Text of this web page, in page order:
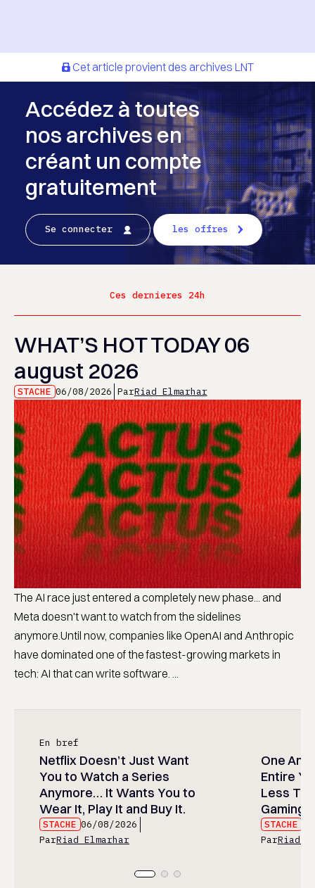
Cet article provient des archives LNT
Accédez à toutes
nos archives en
créant un compte
gratuitement
Se connecter les offres
Ces dernieres 24h
WHAT’S HOT TODAY 06
august 2026
STACHE 06/08/2026 ParRiad Elmarhar
The AI race just entered a completely new phase... and
Meta doesn't want to watch from the sidelines
anymore.Until now, companies like OpenAI and Anthropic
have dominated one of the fastest-growing markets in
tech: AI that can write software. ...
En bref
Netflix Doesn’t Just Want
You to Watch a Series
Anymore… It Wants You to
Wear It, Play It and Buy It.
STACHE 06/08/2026
ParRiad Elmarhar
One
Entire
Less
Gaming
STACHE
ParRiad